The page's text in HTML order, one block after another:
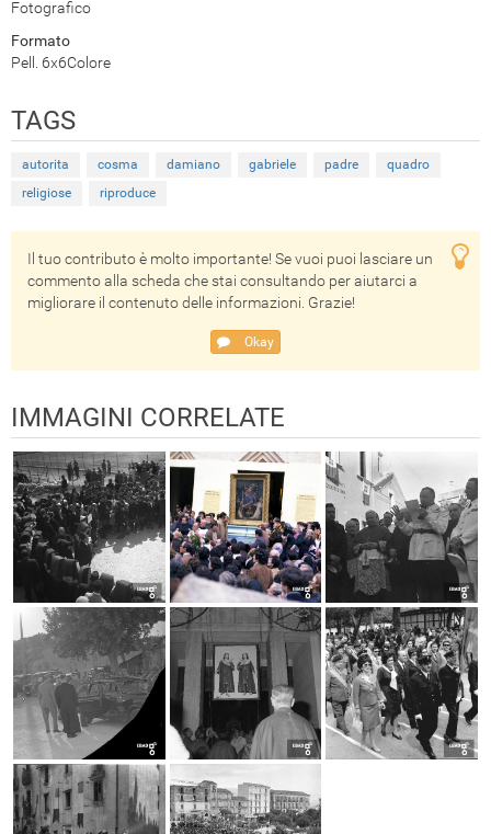
Fotografico
Formato
Pell. 6x6Colore
TAGS
autorita cosma damiano gabriele padre
quadro
religiose
riproduce
Il tuo contributo è molto importante! Se vuoi puoi lasciare un
commento alla scheda che stai consultando per aiutarci a
migliorare il contenuto delle informazioni. Grazie!
Okay
IMMAGINI CORRELATE